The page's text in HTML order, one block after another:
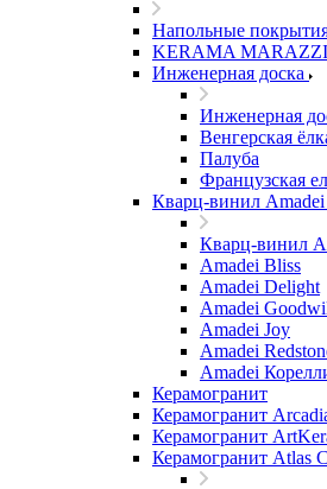
Напольные
KERAMA MARAZZI
Инженерная доска
Инженерная
Венгерская
Палуба
Французская
Кварц-винил Amadei
Кварц-винил
Amadei Bliss
Amadei Delight
Amadei
Amadei Joy
Amadei
Amadei
Керамогранит
Керамогранит
Керамогранит
Керамогранит Atlas